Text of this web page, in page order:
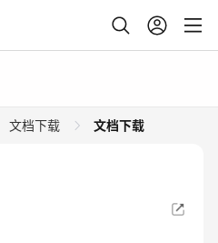
文档下载 文档下载